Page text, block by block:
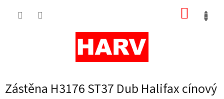
Zástěna H3176 ST37 Dub Halifax cínový